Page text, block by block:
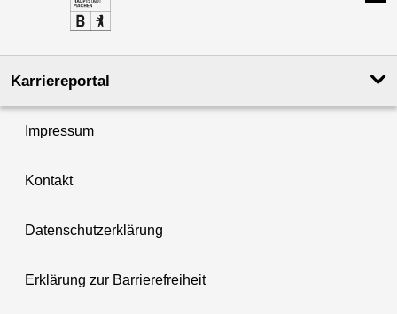
Karriereportal
Impressum
Kontakt
Datenschutzerklärung
Erklärung zur Barrierefreiheit